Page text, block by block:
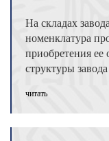
На складах
номенклатура
приобретения ее
структуры
читать